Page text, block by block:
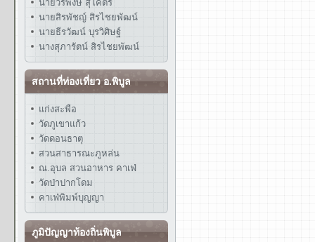
นายวรพงษ์ สุโคตร
นายสิรพัชญ์ สิรไชยพัฒน์
นายธีรวัฒน์ บุรวิศิษฐ์
นางสุภารัตน์ สิรไชยพัฒน์
สถานที่ท่องเที่ยว อ.พิบูล
แก่งสะพือ
วัดภูเขาแก้ว
วัดดอนธาตุ
สวนสาธารณะภูหล่น
ณ.อุบล สวนอาหาร คาเฟ่
วัดป่าปากโดม
คาเฟ่พิมพ์บุญญา
ภูมิปัญญาท้องถิ่นพิบูล